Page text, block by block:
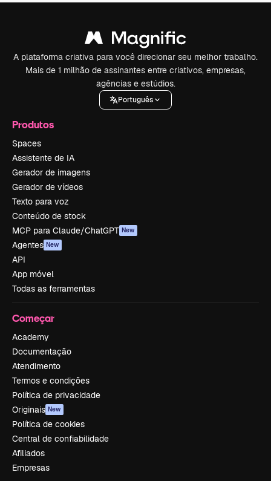
A plataforma criativa para você direcionar seu melhor trabalho.
Mais de 1 milhão de assinantes entre criativos, empresas,
agências e estúdios.
Português
Produtos
Spaces
Assistente de IA
Gerador de imagens
Gerador de vídeos
Texto para voz
Conteúdo de stock
MCP para Claude/ChatGPT New
Agentes New
API
App móvel
Todas as ferramentas
Começar
Academy
Documentação
Atendimento
Termos e condições
Política de privacidade
Originais New
Política de cookies
Central de confiabilidade
Afiliados
Empresas